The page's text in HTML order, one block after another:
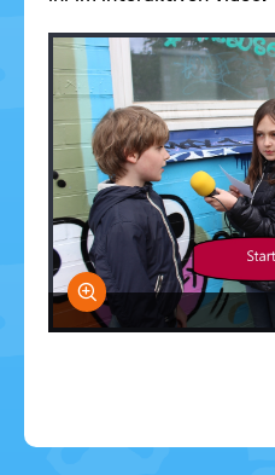
Bild vergrößern